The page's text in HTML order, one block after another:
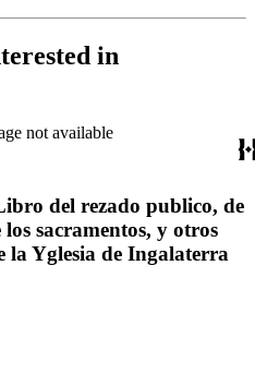
in
not available
del rezado publico, de
sacramentos, y otros
la Yglesia de Ingalaterra